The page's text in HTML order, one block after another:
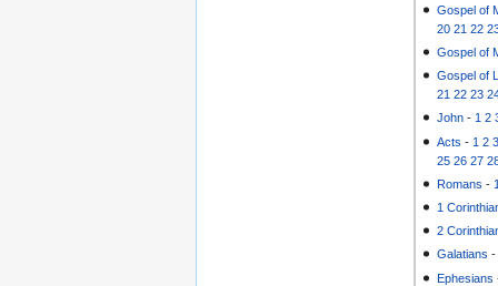
Gospel of
20 21 22
Gospel of
Gospel of
21 22 23
John - 1 2
Acts - 1 2
25 26 27
Romans -
1
2
Galatians
Ephesians